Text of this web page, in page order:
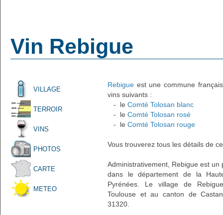
Vin Rebigue
VILLAGE
TERROIR
VINS
PHOTOS
CARTE
METEO
Rebigue est une commune
vins suivants :
- le Comté Tolosan blanc
- le Comté Tolosan rosé
- le Comté Tolosan rouge
Vous trouverez tous les détails de
Administrativement, Rebigue est
dans le département de la
Pyrénées. Le village de
Toulouse et au canton de
31320.